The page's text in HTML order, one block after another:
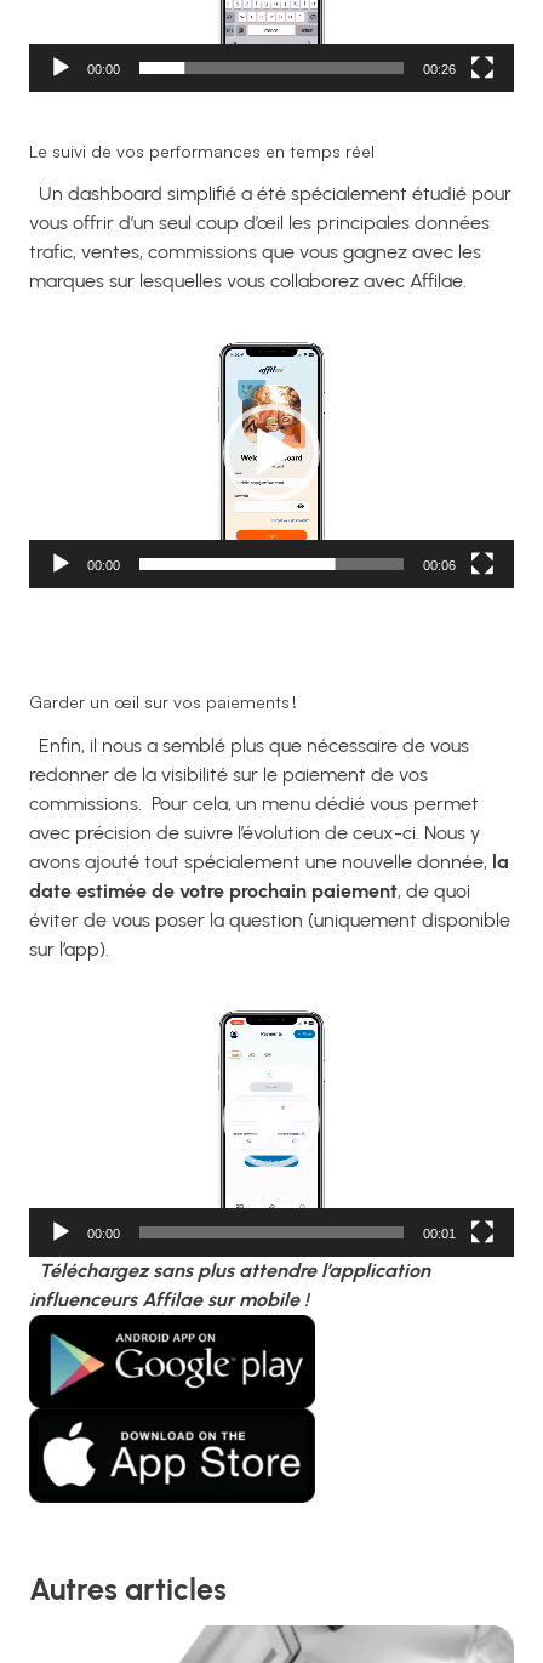
00:00 00:26
Le suivi de vos performances en temps réel
Un dashboard simplifié a été spécialement étudié pour
vous offrir d’un seul coup d’œil les principales données
trafic, ventes, commissions que vous gagnez avec les
marques sur lesquelles vous collaborez avec Affilae.
00:00 00:06
Garder un œil sur vos paiements !
Enfin, il nous a semblé plus que nécessaire de vous
redonner de la visibilité sur le paiement de vos
commissions.
Pour cela, un menu dédié vous permet
avec précision de suivre l’évolution de ceux-ci. Nous y
avons ajouté tout spécialement une nouvelle donnée, la
date estimée de votre prochain paiement, de quoi
éviter de vous poser la question (uniquement disponible
sur l’app).
00:00 00:01
Téléchargez sans plus attendre l’application
influenceurs Affilae sur mobile !
Autres articles